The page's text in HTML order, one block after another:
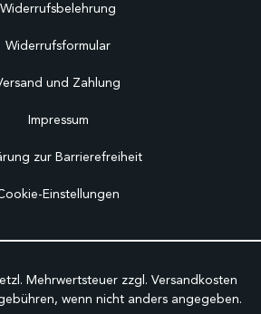
Widerrufsbelehrung
Widerrufsformular
und Zahlung
Impressum
zur Barrierefreiheit
Einstellungen
Mehrwertsteuer zzgl. Versandkosten
wenn nicht anders angegeben.